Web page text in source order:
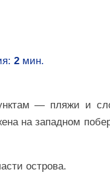
2 мин.
— пляжи и
на западном
острова.